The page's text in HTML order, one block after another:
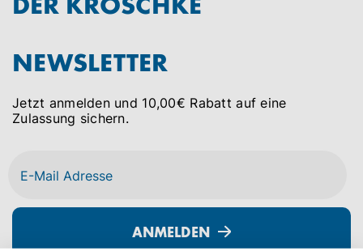
NEWSLETTER
Jetzt anmelden und 10,00€ Rabatt auf eine
Zulassung sichern.
ANMELDEN